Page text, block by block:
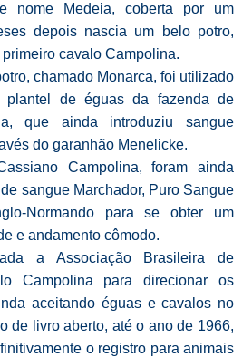
nome Medeia, coberta por um
depois nascia um belo potro,
cavalo Campolina.
chamado Monarca, foi utilizado
plantel de éguas da fazenda de
que ainda introduziu sangue
do garanhão Menelicke.
Campolina, foram ainda
sangue Marchador, Puro Sangue
Normando para se obter um
e andamento cômodo.
a Associação Brasileira de
Campolina para direcionar os
aceitando éguas e cavalos no
de livro aberto, até o ano de 1966,
o registro para animais